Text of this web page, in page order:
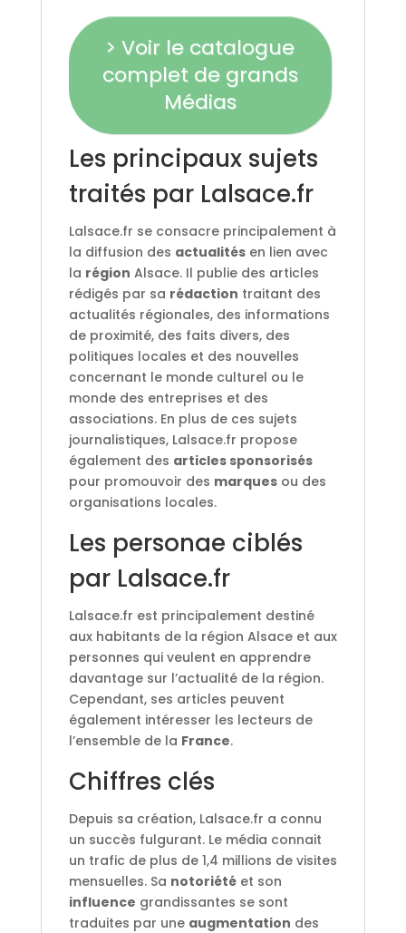
> Voir le catalogue
complet de grands
Médias
Les principaux sujets
traités par Lalsace.fr
Lalsace.fr se consacre principalement à
la diffusion des actualitésen lien avec
la région Alsace. Il publie des articles
rédigés par sa rédaction traitant des
actualités régionales, des informations
de proximité, des faits divers, des
politiques locales et des nouvelles
concernant le monde culturel ou le
monde des entreprises et des
associations. En plus de ces sujets
journalistiques, Lalsace.fr propose
également des articles sponsorisés
pour promouvoir des marquesou des
organisations locales.
Les personae ciblés
par Lalsace.fr
Lalsace.fr est principalement destiné
aux habitants de la région Alsace et aux
personnes qui veulent en apprendre
davantage sur l’actualité de la région.
Cependant, ses articles peuvent
également intéresser les lecteurs de
l’ensemble de la France.
Chiffres clés
Depuis sa création, Lalsace.fr a connu
un succès fulgurant. Le média connait
un trafic de plus de 1,4 millions de visites
mensuelles. Sa notoriétéet son
influence grandissantes se sont
traduites par une augmentation des